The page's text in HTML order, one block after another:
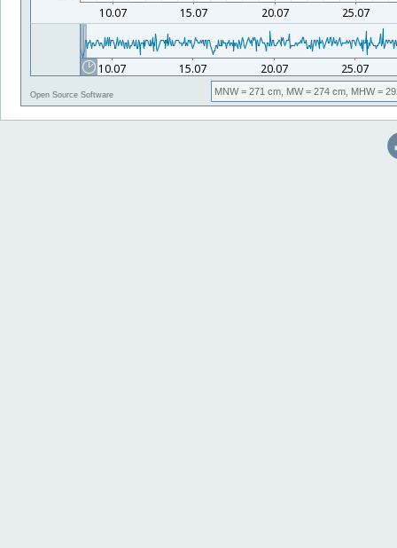
Open Source Software MNW= 271 cm, MW= 274 cm, MHW=